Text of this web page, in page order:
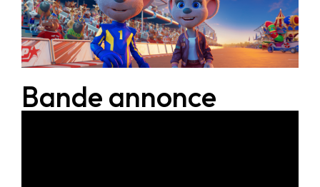
Bande annonce